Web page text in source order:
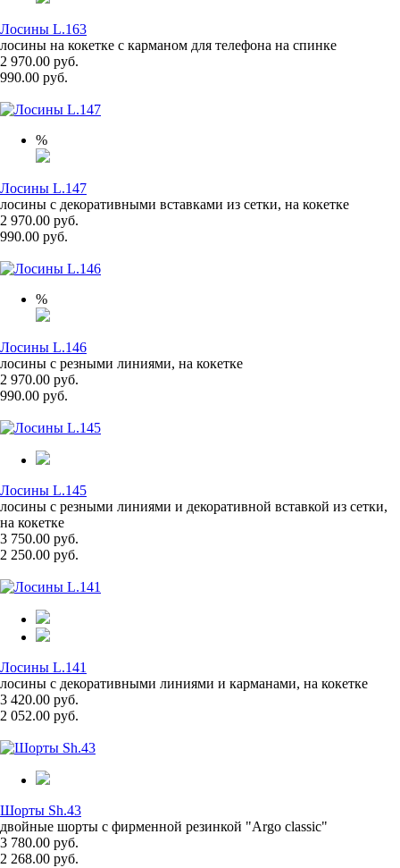
Лосины L.163
лосины на кокетке с карманом для телефона на спинке
2 970.00 руб.
990.00 руб.
%
Лосины L.147
лосины с декоративными вставками из сетки, на кокетке
2 970.00 руб.
990.00 руб.
%
Лосины L.146
лосины с резными линиями, на кокетке
2 970.00 руб.
990.00 руб.
Лосины L.145
лосины с резными линиями и декоративной вставкой из сетки,
на кокетке
3 750.00 руб.
2 250.00 руб.
Лосины L.141
лосины с декоративными линиями и карманами, на кокетке
3 420.00 руб.
2 052.00 руб.
Шорты Sh.43
двойные шорты с фирменной резинкой "Argo classic"
3 780.00 руб.
2 268.00 руб.